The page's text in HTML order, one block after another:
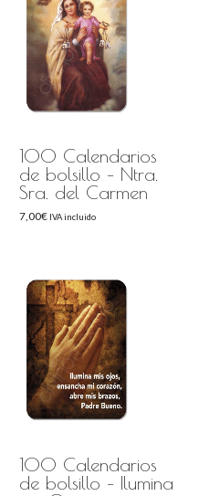
100 Calendarios
de bolsillo – Ntra.
Sra. del Carmen
7,00€ IVA incluido
100 Calendarios
de bolsillo – Ilumina